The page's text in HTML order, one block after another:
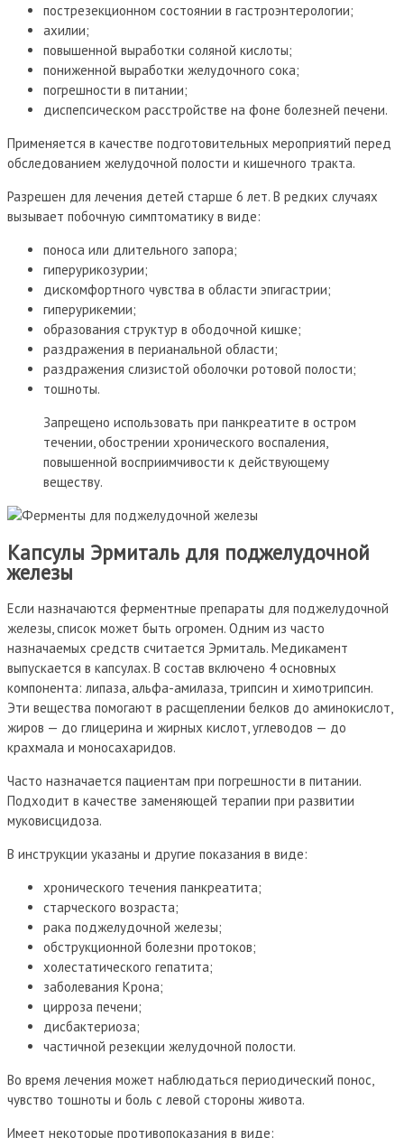
пострезекционном состоянии в гастроэнтерологии;
ахилии;
повышенной выработки соляной кислоты;
пониженной выработки желудочного сока;
погрешности в питании;
диспепсическом расстройстве на фоне болезней печени.
Применяется в качестве подготовительных мероприятий перед
обследованием желудочной полости и кишечного тракта.
Разрешен для лечения детей старше 6 лет. В редких случаях
вызывает побочную симптоматику в виде:
поноса или длительного запора;
гиперурикозурии;
дискомфортного чувства в области эпигастрии;
гиперурикемии;
образования структур в ободочной кишке;
раздражения в перианальной области;
раздражения слизистой оболочки ротовой полости;
тошноты.
Запрещено использовать при панкреатите в остром
течении, обострении хронического воспаления,
повышенной восприимчивости к действующему
веществу.
Капсулы Эрмиталь для поджелудочной
железы
Если назначаются ферментные препараты для поджелудочной
железы, список может быть огромен. Одним из часто
назначаемых средств считается Эрмиталь. Медикамент
выпускается в капсулах. В состав включено 4 основных
компонента: липаза, альфа-амилаза, трипсин и химотрипсин.
Эти вещества помогают в расщеплении белков до аминокислот,
жиров — до глицерина и жирных кислот, углеводов — до
крахмала и моносахаридов.
Часто назначается пациентам при погрешности в питании.
Подходит в качестве заменяющей терапии при развитии
муковисцидоза.
В инструкции указаны и другие показания в виде:
хронического течения панкреатита;
старческого возраста;
рака поджелудочной железы;
обструкционной болезни протоков;
холестатического гепатита;
заболевания Крона;
цирроза печени;
дисбактериоза;
частичной резекции желудочной полости.
Во время лечения может наблюдаться периодический понос,
чувство тошноты и боль с левой стороны живота.
Имеет некоторые противопоказания в виде: